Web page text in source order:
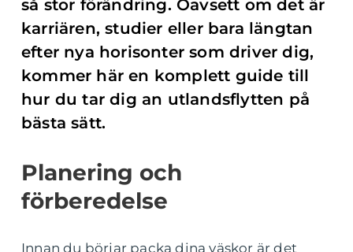
så stor förändring. Oavsett om det är
karriären, studier eller bara längtan
efter nya horisonter som driver dig,
kommer här en komplett guide till
hur du tar dig an utlandsflytten på
bästa sätt.
Planering och
förberedelse
Innan du börjar packa dina väskor är det